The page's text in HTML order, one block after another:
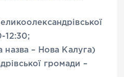
12:30;
назва – Нова Калуга)
громади –